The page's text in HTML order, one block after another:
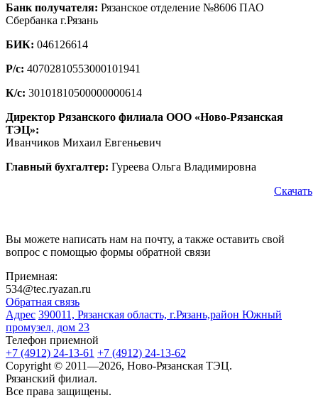
Банк получателя: Рязанское отделение №8606 ПАО
Сбербанка г.Рязань
БИК: 046126614
Р/с: 40702810553000101941
К/с: 30101810500000000614
Директор Рязанского филиала ООО «Ново-Рязанская
ТЭЦ»:
Иванчиков Михаил Евгеньевич
Главный бухгалтер: Гуреева Ольга Владимировна
Скачать
Вы можете написать нам на почту, а также оставить свой
вопрос с помощью формы обратной связи
Приемная:
534@tec.ryazan.ru
Обратная связь
Адрес 390011, Рязанская область, г.Рязань,район Южный
промузел, дом 23
Телефон приемной
+7 (4912) 24-13-61 +7 (4912) 24-13-62
Copyright © 2011—2026, Ново-Рязанская ТЭЦ.
Рязанский филиал.
Все права защищены.